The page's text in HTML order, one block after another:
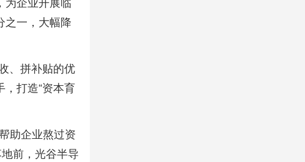
之一，大幅降
、拼补贴的优
打造“资本育
助企业熬过资
前，光谷半导